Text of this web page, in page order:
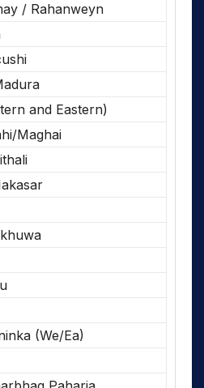
/ Rahanweyn
and Eastern)
Maghai
(We/Ea)